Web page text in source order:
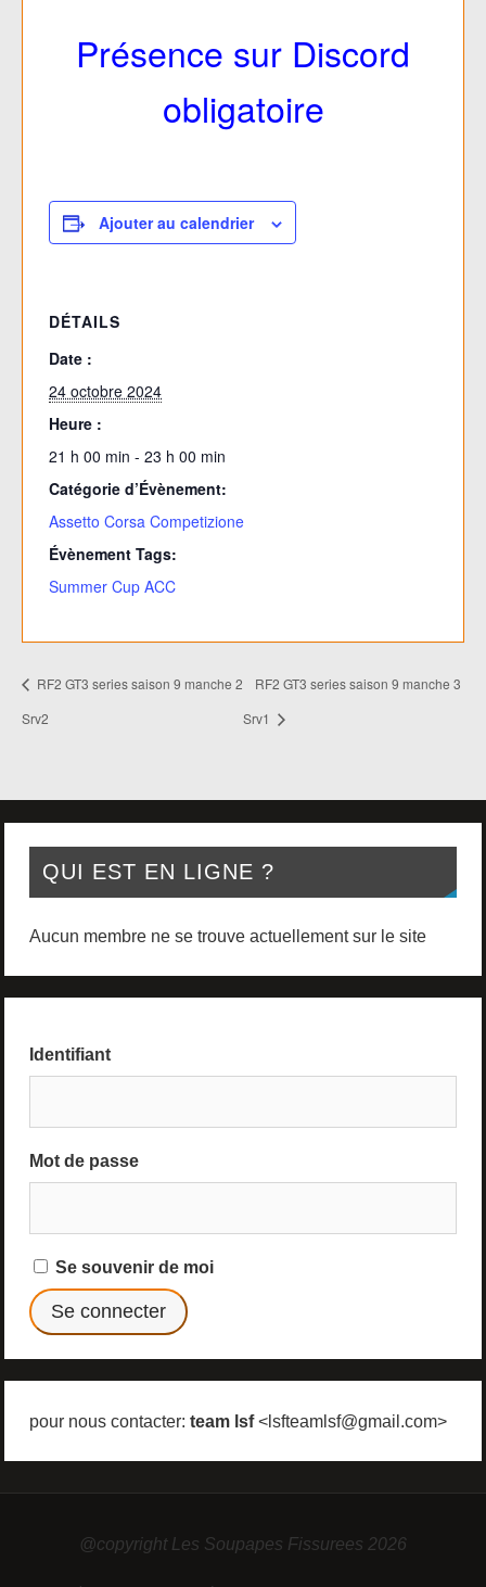
Présence sur Discord
obligatoire
Ajouter au calendrier
DÉTAILS
Date :
24 octobre 2024
Heure :
21 h 00 min - 23 h 00 min
Catégorie d’Évènement:
Assetto Corsa Competizione
Évènement Tags:
Summer Cup ACC
RF2 GT3 series saison 9 manche 2
Srv2
RF2 GT3 series saison 9 manche 3
Srv1
QUI EST EN LIGNE ?
Aucun membre ne se trouve actuellement sur le site
Identifiant
Mot de passe
Se souvenir de moi
pour nous contacter: team lsf<lsfteamlsf@gmail.com>
@copyright Les Soupapes Fissurees 2026